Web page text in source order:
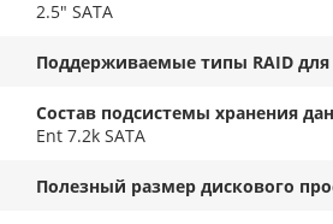
2.5" SATA
Поддерживаемые типы RAID для
Состав подсистемы хранения
Ent 7.2k SATA
Полезный размер дискового